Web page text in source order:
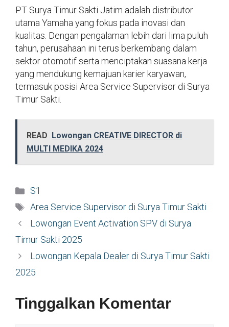
PT Surya Timur Sakti Jatim adalah distributor
utama Yamaha yang fokus pada inovasi dan
kualitas. Dengan pengalaman lebih dari lima puluh
tahun, perusahaan ini terus berkembang dalam
sektor otomotif serta menciptakan suasana kerja
yang mendukung kemajuan karier karyawan,
termasuk posisi Area Service Supervisor di Surya
Timur Sakti.
READ
Lowongan CREATIVE DIRECTOR di
MULTI MEDIKA 2024
Kategori
S1
Tag
Area Service Supervisor di Surya Timur Sakti
Lowongan Event Activation SPV di Surya
Timur Sakti 2025
Lowongan Kepala Dealer di Surya Timur Sakti
2025
Tinggalkan Komentar